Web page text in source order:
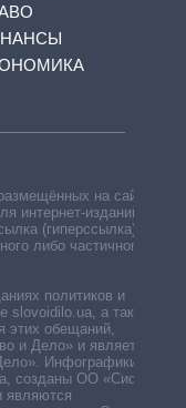
на сайте,
интернет-изданий —
(гиперссылка)
либо частичного
политиков и
slovoidilo.ua, а также
этих обещаний,
и Дело» и является
Инфографики,
созданы ОО «Система
являются